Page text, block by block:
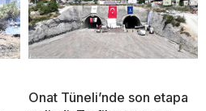
Onat Tüneli’nde son etapa